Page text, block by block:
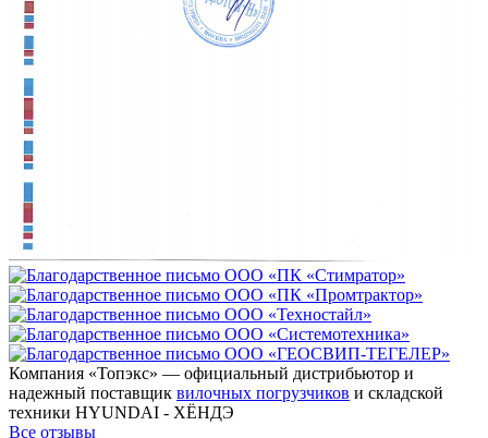
Компания «Топэкс» — официальный дистрибьютор и
надежный поставщик вилочных погрузчиков и складской
техники HYUNDAI - ХЁНДЭ
Все отзывы